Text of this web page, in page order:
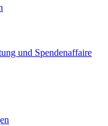
und Spendenaffaire